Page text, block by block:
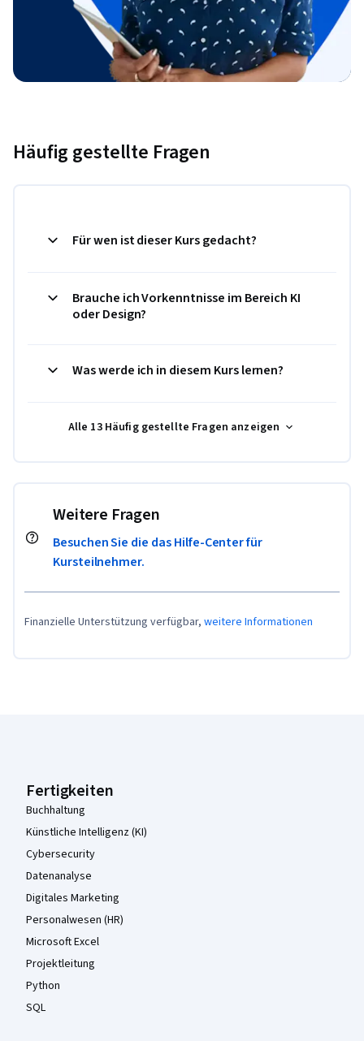
Häufig gestellte Fragen
Für wen ist dieser Kurs gedacht?
Brauche ich Vorkenntnisse im Bereich KI
oder Design?
Was werde ich in diesem Kurs lernen?
Alle 13 Häufig gestellte Fragen anzeigen
Weitere Fragen
Besuchen Sie die das Hilfe-Center für
Kursteilnehmer.
Finanzielle Unterstützung verfügbar, weitere Informationen
Fertigkeiten
Buchhaltung
Künstliche Intelligenz (KI)
Cybersecurity
Datenanalyse
Digitales Marketing
Personalwesen (HR)
Microsoft Excel
Projektleitung
Python
SQL